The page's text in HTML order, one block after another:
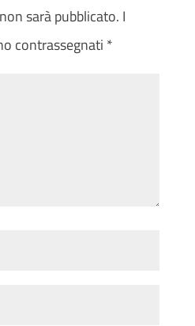
sarà pubblicato. I
contrassegnati *